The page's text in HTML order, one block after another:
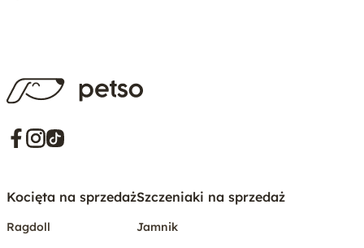
Kocięta na sprzedaż
Ragdoll
Szczeniaki na sprzedaż
Jamnik